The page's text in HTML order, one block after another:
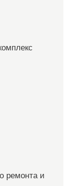
ремонта и